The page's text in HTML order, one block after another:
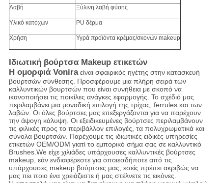
Λαβή Ξύλινη λαβή φύσης
Υλικό κατόχων PU δέρμα
Χρήση Υγρά προϊόντα κρέμας/σκονών makeup
Ιδιωτική βούρτσα Makeup ετικετών
Η ομορφιά Voniraείναι σφαιρικός ηγέτης στην κατασκευή
βουρτσών σύνθεσης. Προσφέρουμε μια πλήρη σειρά των
καλλυντικών βουρτσών που είναι συνήθεια με σκοπό να
ικανοποιήσει τις ποικίλες ανάγκες εφαρμογής. Το σχέδιό μας
περιλαμβάνει μια μοναδική επιλογή της τρίχας, ferrules και των
λαβών. Οι όλες βούρτσες μας επεξεργάζονται για να παρέχουν
την άψογη κάλυψη. Οι εξειδικευμένες βούρτσες περιλαμβάνουν
τις φιλικές προς το περιβάλλον επιλογές, τα πολυχρωματικά και
σύνολα βουρτσών. Παρέχουμε τις ιδιωτικές ειδικές υπηρεσίες
ετικετών OEM/ODM γιατί το εμπορικό σήμα σας σε καλλυντικό
Brushes.We είχε χιλιάδες υπάρχουσες καλλυντικές βούρτσες
makeup, εάν ενδιαφέρεστε για οποιεσδήποτε από τις
υπάρχουσες makeup βούρτσες μας, εσείς πρέπει ακριβώς να
μας πει ποιο ένα χρειάζεστε ή μας στέλνετε τις εικόνες.